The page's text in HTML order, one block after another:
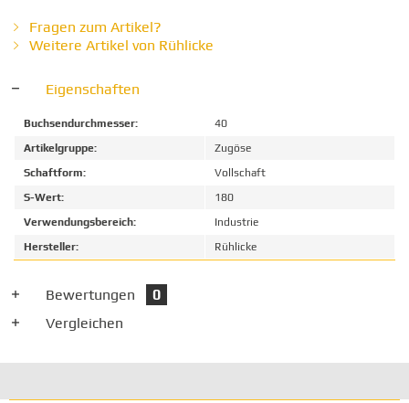
Fragen zum Artikel?
Weitere Artikel von Rühlicke
Eigenschaften
Buchsendurchmesser:
40
Artikelgruppe:
Zugöse
Schaftform:
Vollschaft
S-Wert:
180
Verwendungsbereich:
Industrie
Hersteller:
Rühlicke
Bewertungen
0
Vergleichen